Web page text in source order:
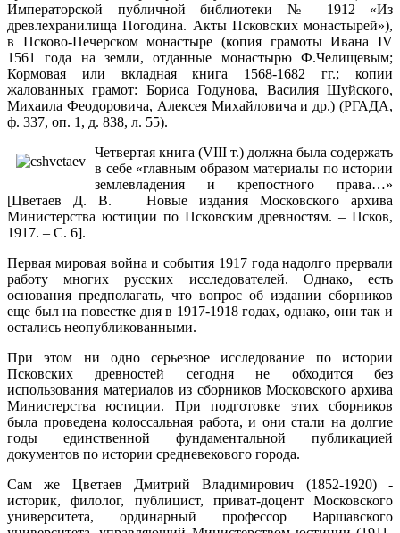
Императорской публичной библиотеки № 1912 «Из
древлехранилища Погодина. Акты Псковских монастырей»),
в Псково-Печерском монастыре (копия грамоты Ивана IV
1561 года на земли, отданные монастырю Ф.Челищевым;
Кормовая или вкладная книга 1568-1682 гг.; копии
жалованных грамот: Бориса Годунова, Василия Шуйского,
Михаила Феодоровича, Алексея Михайловича и др.) (РГАДА,
ф. 337, оп. 1, д. 838, л. 55).
Четвертая книга (VIII т.) должна была содержать
в себе «главным образом материалы по истории
землевладения и крепостного права…»
[Цветаев Д. В. Новые издания Московского архива
Министерства юстиции по Псковским древностям. – Псков,
1917. – С. 6].
Первая мировая война и события 1917 года надолго прервали
работу многих русских исследователей. Однако, есть
основания предполагать, что вопрос об издании сборников
еще был на повестке дня в 1917-1918 годах, однако, они так и
остались неопубликованными.
При этом ни одно серьезное исследование по истории
Псковских древностей сегодня не обходится без
использования материалов из сборников Московского архива
Министерства юстиции. При подготовке этих сборников
была проведена колоссальная работа, и они стали на долгие
годы единственной фундаментальной публикацией
документов по истории средневекового города.
Сам же Цветаев Дмитрий Владимирович (1852-1920) -
историк, филолог, публицист, приват-доцент Московского
университета, ординарный профессор Варшавского